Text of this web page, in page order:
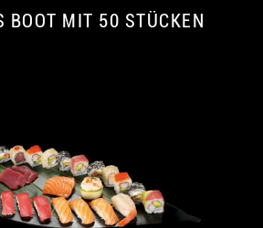
BOOT MIT 50 STÜCKEN